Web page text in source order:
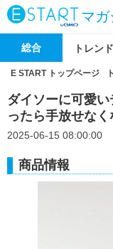
マガ
総合 トレンド
E START トップページ
ダイソーに可愛
ったら手放せな
2025-06-15 08:00:00
商品情報